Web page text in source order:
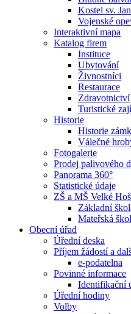
Kostel sv.
Vojenské
Interaktivní mapa
Katalog firem
Instituce
Ubytování
Živnostníci
Restaurace
Zdravotnictví
Turistické
Historie
Historie
Válečné
Fotogalerie
Prodej palivového
Panorama 360°
Statistické údaje
ZŠ a MŠ Velké
Základní
Mateřská
Obecní úřad
Úřední deska
Příjem žádostí a
e-podatelna
Povinné informace
Identifikační
Úřední hodiny
Volby